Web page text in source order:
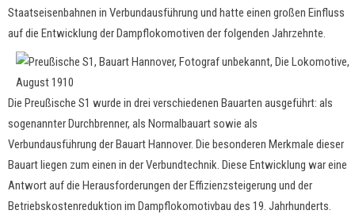
Staatseisenbahnen in Verbundausführung und hatte einen großen Einfluss
auf die Entwicklung der Dampflokomotiven der folgenden Jahrzehnte.
Die Preußische S1 wurde in drei verschiedenen Bauarten ausgeführt: als
sogenannter Durchbrenner, als Normalbauart sowie als
Verbundausführung der Bauart Hannover. Die besonderen Merkmale dieser
Bauart liegen zum einen in der Verbundtechnik. Diese Entwicklung war eine
Antwort auf die Herausforderungen der Effizienzsteigerung und der
Betriebskostenreduktion im Dampflokomotivbau des 19. Jahrhunderts.